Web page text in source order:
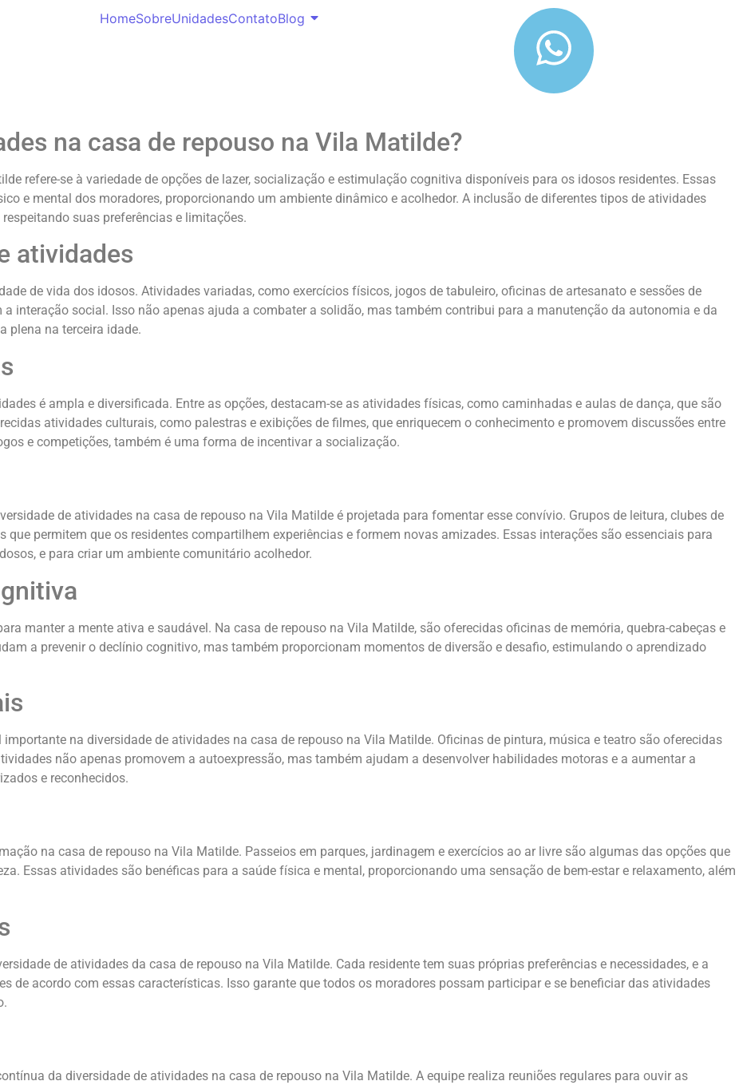
HomeSobreUnidadesContatoBlog
na casa de repouso na Vila Matilde?
refere-se à variedade de opções de lazer, socialização e estimulação cognitiva disponíveis para os idosos residentes. Essas
e mental dos moradores, proporcionando um ambiente dinâmico e acolhedor. A inclusão de diferentes tipos de atividades
suas preferências e limitações.
atividades
de vida dos idosos. Atividades variadas, como exercícios físicos, jogos de tabuleiro, oficinas de artesanato e sessões de
interação social. Isso não apenas ajuda a combater a solidão, mas também contribui para a manutenção da autonomia e da
plena na terceira idade.
é ampla e diversificada. Entre as opções, destacam-se as atividades físicas, como caminhadas e aulas de dança, que são
atividades culturais, como palestras e exibições de filmes, que enriquecem o conhecimento e promovem discussões entre
e competições, também é uma forma de incentivar a socialização.
de atividades na casa de repouso na Vila Matilde é projetada para fomentar esse convívio. Grupos de leitura, clubes de
permitem que os residentes compartilhem experiências e formem novas amizades. Essas interações são essenciais para
e para criar um ambiente comunitário acolhedor.
manter a mente ativa e saudável. Na casa de repouso na Vila Matilde, são oferecidas oficinas de memória, quebra-cabeças e
a prevenir o declínio cognitivo, mas também proporcionam momentos de diversão e desafio, estimulando o aprendizado
na diversidade de atividades na casa de repouso na Vila Matilde. Oficinas de pintura, música e teatro são oferecidas
não apenas promovem a autoexpressão, mas também ajudam a desenvolver habilidades motoras e a aumentar a
e reconhecidos.
na casa de repouso na Vila Matilde. Passeios em parques, jardinagem e exercícios ao ar livre são algumas das opções que
Essas atividades são benéficas para a saúde física e mental, proporcionando uma sensação de bem-estar e relaxamento, além
de atividades da casa de repouso na Vila Matilde. Cada residente tem suas próprias preferências e necessidades, e a
de acordo com essas características. Isso garante que todos os moradores possam participar e se beneficiar das atividades
da diversidade de atividades na casa de repouso na Vila Matilde. A equipe realiza reuniões regulares para ouvir as